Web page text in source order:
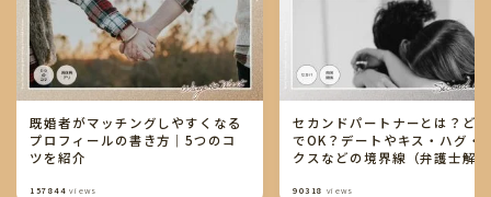
既婚者がマッチングしやすくなる
プロフィールの書き方｜5つのコ
ツを紹介
157844 views
セカンドパートナーとは？ど
でOK？デートやキス・ハグ・
クスなどの境界線（弁護士解
90318 views